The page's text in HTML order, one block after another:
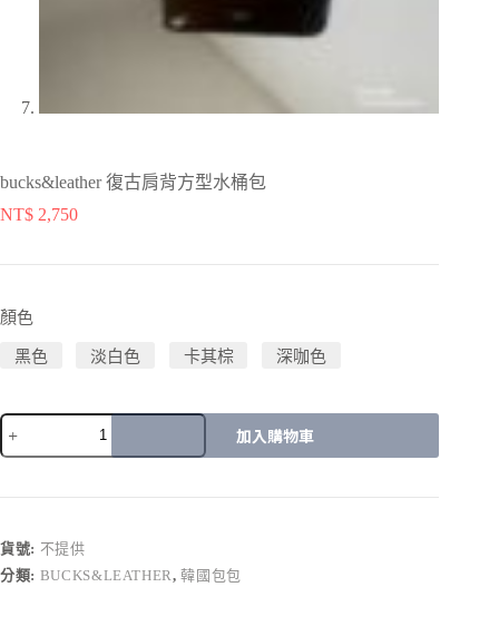
bucks&leather 復古肩背方型水桶包
NT$ 2,750
顏色
黑色 淡白色 卡其棕 深咖色
加入購物車
r
n
a
貨號: 不提供
分類: BUCKS&LEATHER,韓國包包